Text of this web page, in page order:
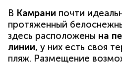
В Камрани почти
протяженный
здесь расположены на
линии, у них есть своя
пляж. Размещение